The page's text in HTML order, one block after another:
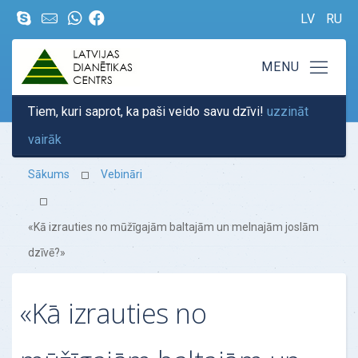
LV RU
Tiem, kuri saprot, ka paši veido savu dzīvi! uzzināt
vairāk
Sākums Vebināri
«Kā izrauties no mūžīgajām baltajām un melnajām joslām
dzīvē?»
«Kā izrauties no